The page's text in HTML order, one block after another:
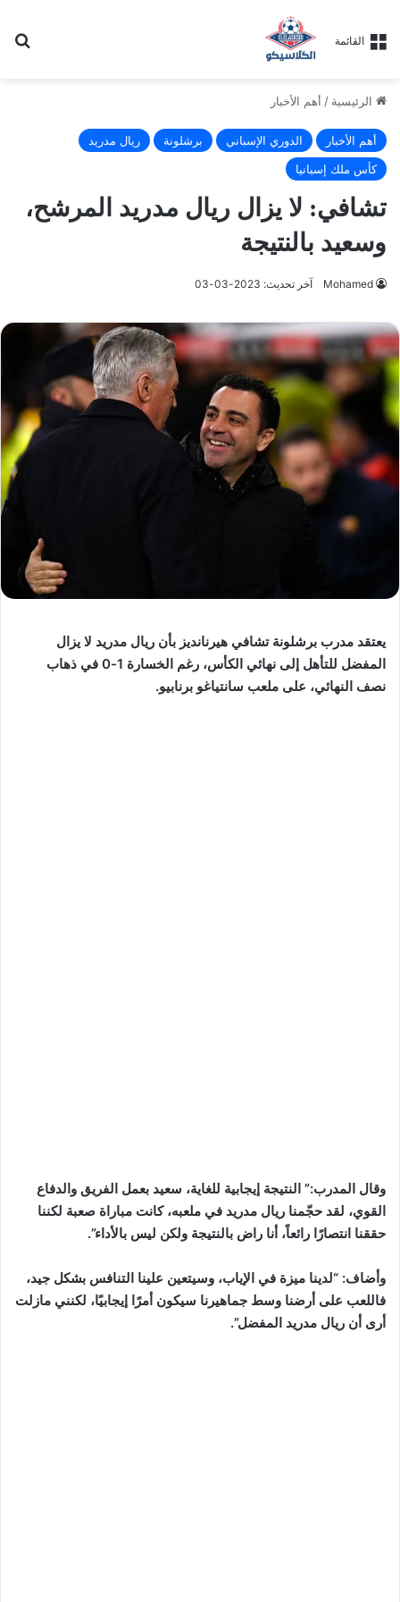
القائمة
الرئيسية / أهم الأخبار
أهم الأخبار الدوري الإسباني برشلونة
ريال مدريد
كأس ملك إسبانيا
تشافي: لا يزال ريال مدريد المرشح،
وسعيد بالنتيجة
Mohamed آخر تحديث: 2023-03-03
يعتقد مدرب برشلونة تشافي هيرنانديز بأن ريال مدريد لا يزال
المفضل للتأهل إلى نهائي الكأس، رغم الخسارة 1-0 في ذهاب
نصف النهائي، على ملعب سانتياغو برنابيو.
وقال المدرب:” النتيجة إيجابية للغاية، سعيد بعمل الفريق والدفاع
القوي، لقد حجّمنا ريال مدريد في ملعبه، كانت مباراة صعبة لكننا
حققنا انتصارًا رائعاً، أنا راض بالنتيجة ولكن ليس بالأداء”.
وأضاف: “لدينا ميزة في الإياب، وسيتعين علينا التنافس بشكل جيد،
فاللعب على أرضنا وسط جماهيرنا سيكون أمرًا إيجابيًا، لكنني مازلت
أرى أن ريال مدريد المفضل”.